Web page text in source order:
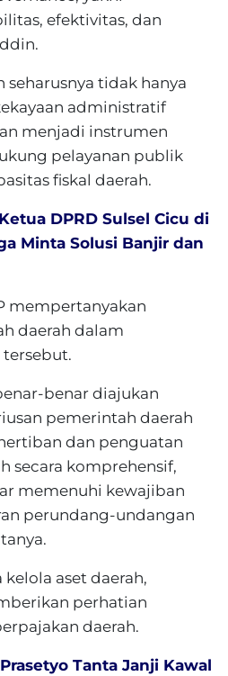
efektivitas, dan
seharusnya tidak hanya
administratif
menjadi instrumen
pelayanan publik
fiskal daerah.
DPRD Sulsel Cicu di
Minta Solusi Banjir dan
mempertanyakan
daerah dalam
benar diajukan
pemerintah daerah
dan penguatan
secara komprehensif,
memenuhi kewajiban
perundang-undangan
aset daerah,
perhatian
daerah.
Tanta Janji Kawal